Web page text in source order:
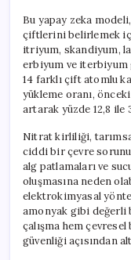
Bu yapay zeka
çiftlerini belirlemek
itriyum, skandiyum,
erbiyum ve
14 farklı çift atomlu
yükleme oranı,
artarak yüzde 12,8 ile
Nitrat kirliliği,
ciddi bir çevre
alg patlamaları ve
oluşmasına neden
elektrokimyasal
amonyak gibi değerli
çalışma hem
güvenliği açısından